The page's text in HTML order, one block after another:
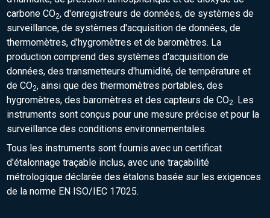
carbone CO2, d'enregistreurs de données, de systèmes de
surveillance, de systèmes d'acquisition de données, de
thermomètres, d'hygromètres et de baromètres. La
production comprend des systèmes d'acquisition de
données, des transmetteurs d'humidité, de température et
de CO2, ainsi que des thermomètres portables, des
hygromètres, des baromètres et des capteurs de CO2. Les
instruments sont conçus pour une mesure précise et pour la
surveillance des conditions environnementales.
Tous les instruments sont fournis avec un certificat
d'étalonnage traçable inclus, avec une traçabilité
métrologique déclarée des étalons basée sur les exigences
de la norme EN ISO/IEC 17025.